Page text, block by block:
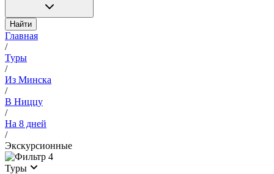
Найти
Главная
/
Туры
/
Из Минска
/
В Ниццу
/
На 8 дней
/
Экскурсионные
4
Туры